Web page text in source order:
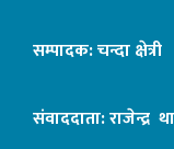
सम्पादक: चन्दा क्षेत्री
संवाददाता: राजेन्द्र